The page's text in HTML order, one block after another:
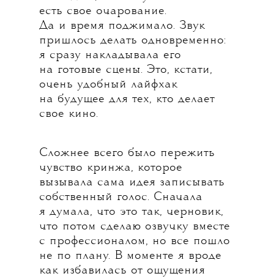
есть свое очарование.
Да и время поджимало. Звук
пришлось делать одновременно:
я сразу накладывала его
на готовые сцены. Это, кстати,
очень удобный лайфхак
на будущее для тех, кто делает
свое кино.
Сложнее всего было пережить
чувство кринжа, которое
вызывала сама идея записывать
собственный голос. Сначала
я думала, что это так, черновик,
что потом сделаю озвучку вместе
с профессионалом, но все пошло
не по плану. В моменте я вроде
как избавилась от ощущения